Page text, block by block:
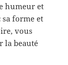
humeur et
forme et
vous
la beauté